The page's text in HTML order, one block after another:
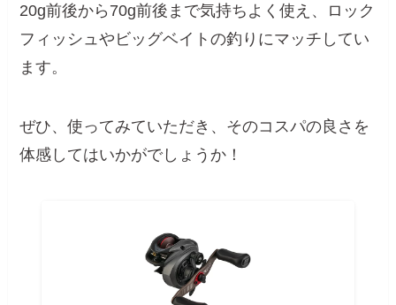
20g前後から70g前後まで気持ちよく使え、ロック
フィッシュやビッグベイトの釣りにマッチしてい
ます。
ぜひ、使ってみていただき、そのコスパの良さを
体感してはいかがでしょうか！